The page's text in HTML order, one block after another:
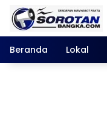
Langsung
konten
Beranda
Lokal